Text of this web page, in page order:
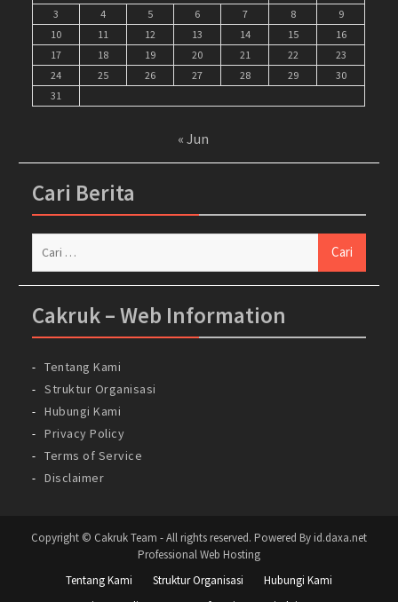
3
4 5 6 7 8
9
10
11 12 13 14 15
16
17
18 19 20 21 22
23
24
25 26 27 28 29
30
31
« Jun
Cari Berita
Cakruk – Web Information
Tentang Kami
Struktur Organisasi
Hubungi Kami
Privacy Policy
Terms of Service
Disclaimer
Copyright © Cakruk Team - All rights reserved. Powered By id.daxa.net
Professional Web Hosting
Tentang Kami
Struktur Organisasi
Hubungi Kami